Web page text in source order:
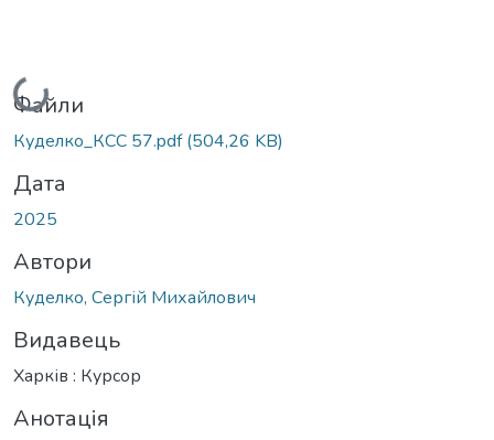
Вантажиться...
Файли
Куделко_КСС 57.pdf(504,26 KB)
Дата
2025
Автори
Куделко, Сергій Михайлович
Видавець
Харків : Курсор
Анотація